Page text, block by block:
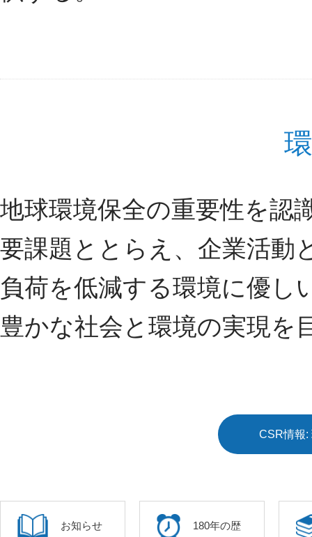
地球環境保全の重要性を認
要課題ととらえ、企業活動
負荷を低減する環境に優し
豊かな社会と環境の実現を
CSR情報:
お知らせ
180年の歴